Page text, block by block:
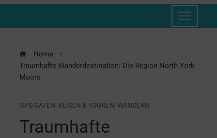
Home
Traumhafte Wanderdestination: Die Region North York
Moors
GPS-DATEN, REISEN & TOUREN, WANDERN
Traumhafte